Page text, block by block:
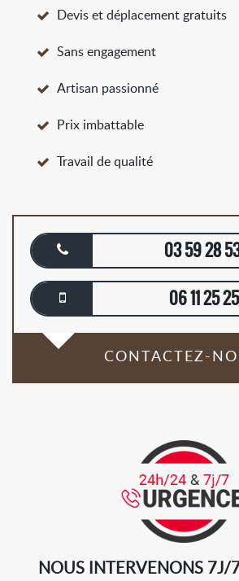
Devis et déplacement gratuits
Sans engagement
Artisan passionné
Prix imbattable
Travail de qualité
03 59 28
06 11 25
CONTACTEZ-
NOUS INTERVENONS